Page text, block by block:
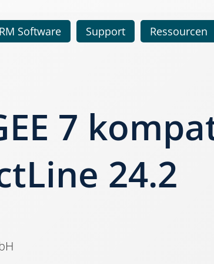
Software Support Ressourcen
7
24.2